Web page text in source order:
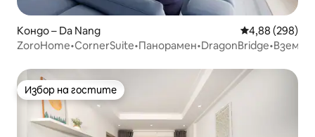
Кондо – Da Nang Средна
4,88 (298)
Избор на гостите
Избор на гостите